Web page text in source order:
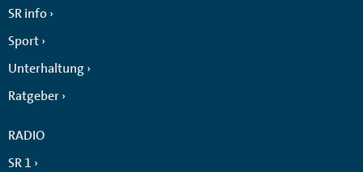
SR info
Sport
Unterhaltung
Ratgeber
RADIO
SR 1